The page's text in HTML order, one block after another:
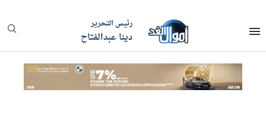
رئيس التحرير
دينا عبدالفتاح